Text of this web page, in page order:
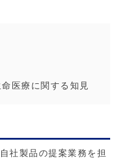
医療に関する知見
社製品の提案業務を担